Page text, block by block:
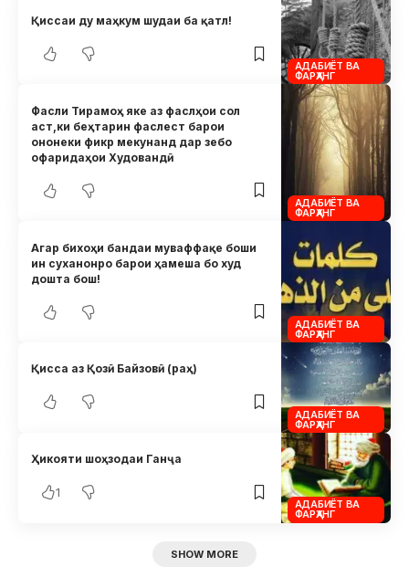
АДАБИЁТ ВА
ФАРҲАНГ
Қиссаи ду маҳкум шудаи ба қатл!
АДАБИЁТ ВА
ФАРҲАНГ
Фасли Тирамоҳ яке аз фаслҳои сол
аст,ки беҳтарин фаслест барои
ононеки фикр мекунанд дар зебо
офаридаҳои Худовандӣ
АДАБИЁТ ВА
ФАРҲАНГ
Агар бихоҳи бандаи муваффақе боши
ин суханонро барои ҳамеша бо худ
дошта бош!
АДАБИЁТ ВА
ФАРҲАНГ
Қисса аз Қозӣ Байзовӣ (раҳ)
АДАБИЁТ ВА
ФАРҲАНГ
Ҳикояти шоҳзодаи Ганҷа
1
SHOW MORE